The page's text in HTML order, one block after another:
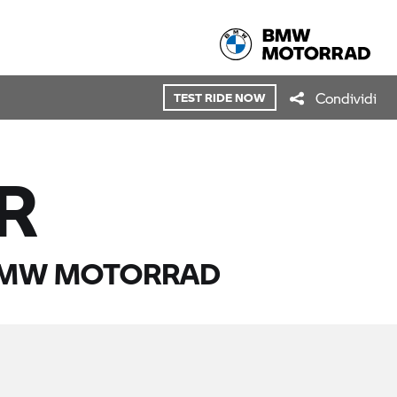
TEST RIDE NOW Condividi
MOTORRAD